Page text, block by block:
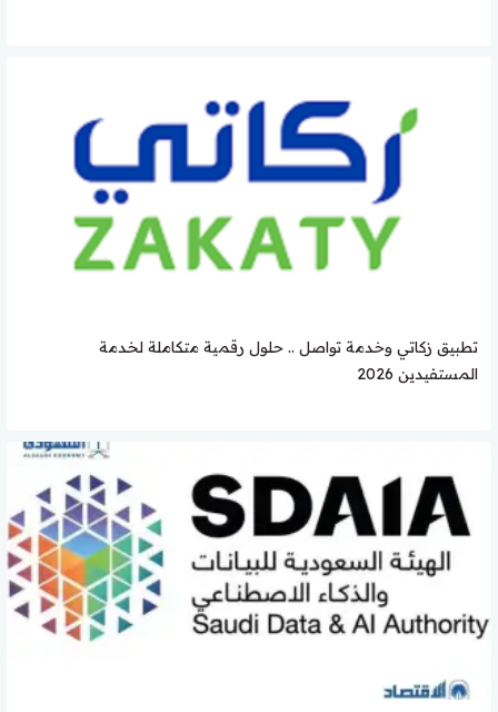
تطبيق زكاتي وخدمة تواصل .. حلول رقمية متكاملة لخدمة
المستفيدين 2026